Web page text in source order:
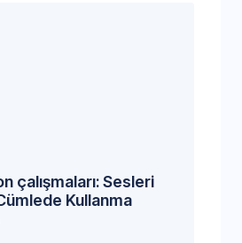
çalışmaları: Sesleri
Kullanma